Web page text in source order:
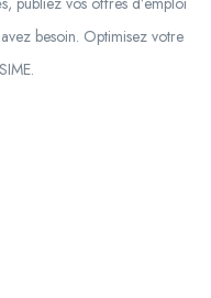
besoin. Optimisez votre